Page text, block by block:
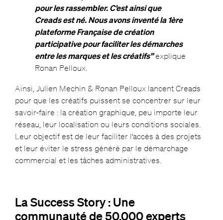
pour les rassembler. C’est ainsi que
Creads est né. Nous avons inventé la 1ère
plateforme Française de création
participative pour faciliter les démarches
entre les marques et les créatifs”explique
Ronan Pelloux.
Ainsi, Julien Mechin & Ronan Pelloux lancent Creads
pour que les créatifs puissent se concentrer sur leur
savoir-faire : la création graphique, peu importe leur
réseau, leur localisation ou leurs conditions sociales.
Leur objectif est de leur faciliter l’accès à des projets
et leur éviter le stress généré par le démarchage
commercial et les tâches administratives.
La Success Story : Une
communauté de 50.000 experts